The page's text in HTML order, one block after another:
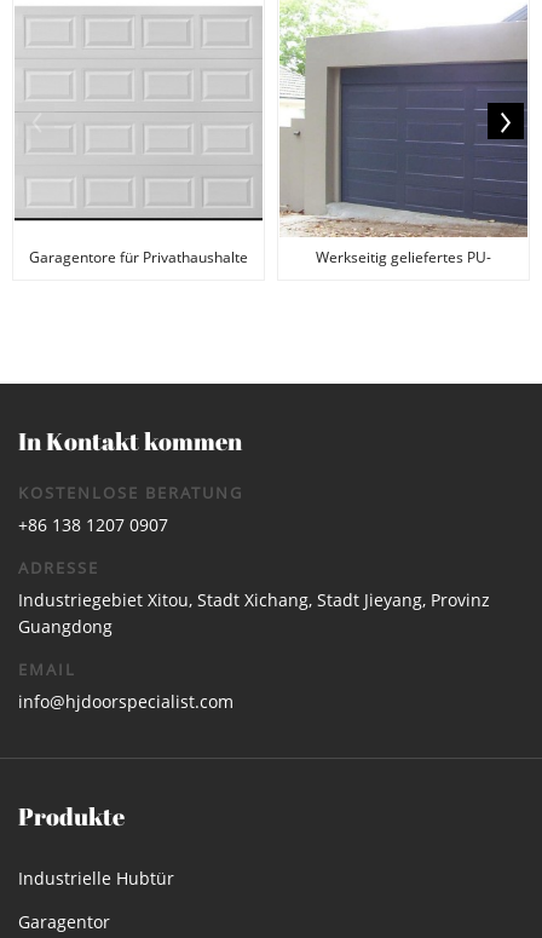
Garagentore für Privathaushalte
Werkseitig geliefertes PU-
In Kontakt kommen
KOSTENLOSE BERATUNG
+86 138 1207 0907
ADRESSE
Industriegebiet Xitou, Stadt Xichang, Stadt Jieyang, Provinz
Guangdong
EMAIL
info@hjdoorspecialist.com
Produkte
Industrielle Hubtür
Garagentor